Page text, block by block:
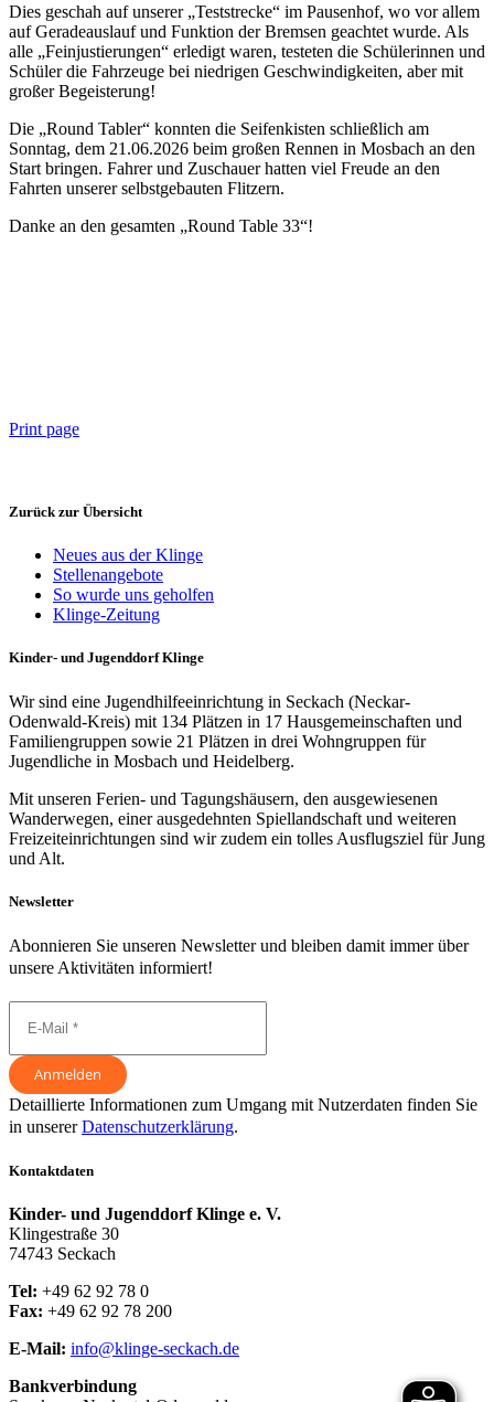
Dies geschah auf unserer „Teststrecke“ im Pausenhof, wo vor allem
auf Geradeauslauf und Funktion der Bremsen geachtet wurde. Als
alle „Feinjustierungen“ erledigt waren, testeten die Schülerinnen und
Schüler die Fahrzeuge bei niedrigen Geschwindigkeiten, aber mit
großer Begeisterung!
Die „Round Tabler“ konnten die Seifenkisten schließlich am
Sonntag, dem 21.06.2026 beim großen Rennen in Mosbach an den
Start bringen. Fahrer und Zuschauer hatten viel Freude an den
Fahrten unserer selbstgebauten Flitzern.
Danke an den gesamten „Round Table 33“!
Print page
Zurück zur Übersicht
Neues aus der Klinge
Stellenangebote
So wurde uns geholfen
Klinge-Zeitung
Kinder- und Jugenddorf Klinge
Wir sind eine Jugendhilfeeinrichtung in Seckach (Neckar-
Odenwald-Kreis) mit 134 Plätzen in 17 Hausgemeinschaften und
Familiengruppen sowie 21 Plätzen in drei Wohngruppen für
Jugendliche in Mosbach und Heidelberg.
Mit unseren Ferien- und Tagungshäusern, den ausgewiesenen
Wanderwegen, einer ausgedehnten Spiellandschaft und weiteren
Freizeiteinrichtungen sind wir zudem ein tolles Ausflugsziel für Jung
und Alt.
Newsletter
Abonnieren Sie unseren Newsletter und bleiben damit immer über
unsere Aktivitäten informiert!
Detaillierte Informationen zum Umgang mit Nutzerdaten finden Sie
in unsererDatenschutzerklärung.
Kontaktdaten
Kinder- und Jugenddorf Klinge e. V.
Klingestraße 30
74743 Seckach
Tel: +49 62 92 78 0
Fax: +49 62 92 78 200
E-Mail: info@klinge-seckach.de
Bankverbindung